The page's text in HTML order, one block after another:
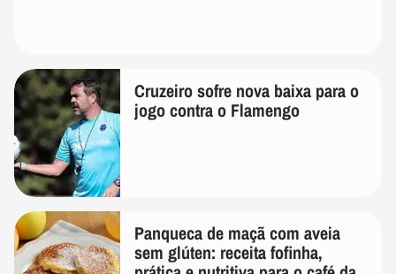
Cruzeiro sofre nova baixa para o
jogo contra o Flamengo
Panqueca de maçã com aveia
sem glúten: receita fofinha,